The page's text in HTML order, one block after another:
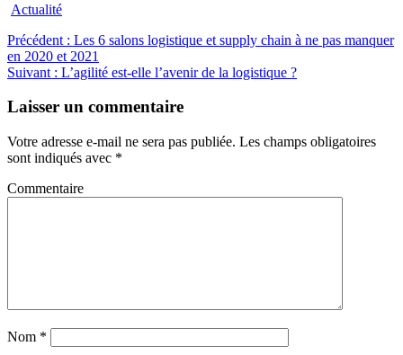
Actualité
Navigation
de
Précédent : Article
précédent
:
Les 6 salons logistique et supply chain à ne pas manquer
en 2020 et 2021
Suivant : Article
L’agilité est-elle l’avenir de la logistique ?
Laisser un commentaire
Votre adresse e-mail ne sera pas publiée. Les champs obligatoires
sont indiqués avec *
Commentaire
Nom *